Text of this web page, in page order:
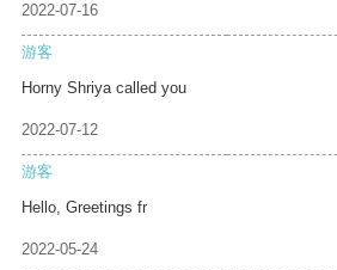
2022-07-16
游客
Horny Shriya called you
2022-07-12
游客
Hello, Greetings fr
2022-05-24